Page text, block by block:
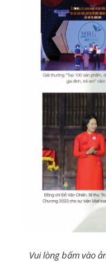
Vui lòng bấm vào